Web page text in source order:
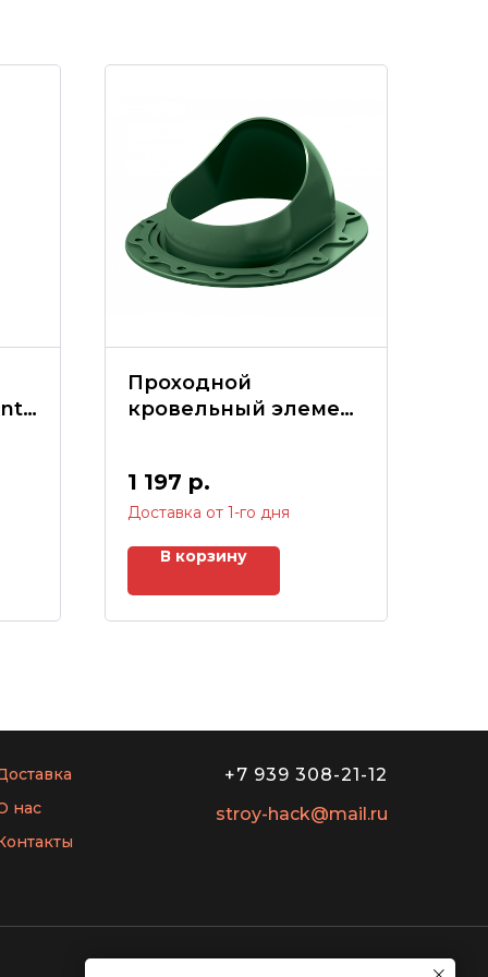
Проходной
кровельный элемент
Доставка от 1-го дня
1 197 р.
В корзину
нас
+7 939 308-21-12
stroy-hack@mail.ru